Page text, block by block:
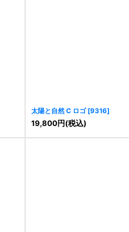
太陽と自然 C ロゴ [9316]
19,800円(税込)